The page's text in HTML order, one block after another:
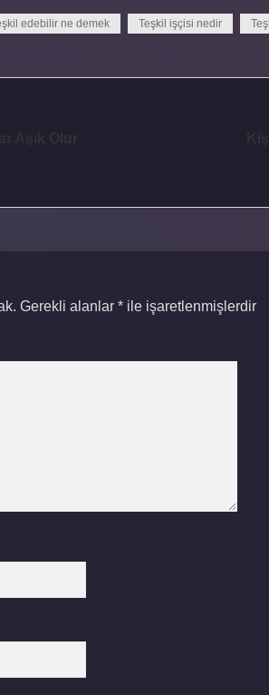
edebilir ne demek Teşkil işçisi nedir
Gerekli alanlar * ile işaretlenmişlerdir